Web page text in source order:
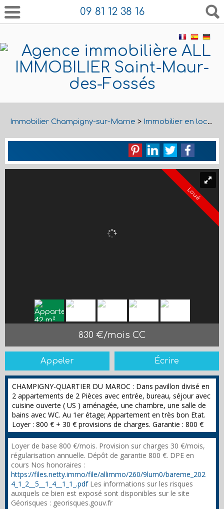
09 81 12 38 16
Immobilier Champigny-sur-Marne > Immobilier en location Champigny-sur-Marne
Loué
830 €/mois CC
Appeler Écrire
CHAMPIGNY-QUARTIER DU MAROC : Dans pavillon divisé en
2 appartements de 2 Pièces avec entrée, bureau, séjour avec
cuisine ouverte ( US ) aménagée, une chambre, une salle de
bains avec WC. Au 1er étage; Appartement en très bon Etat.
Loyer : 800 € + 30 € provisions de charges. Garantie : 800 €
Loyer de base 800 €/mois. Provision sur charges 30 €/mois,
régularisation annuelle. Dépôt de garantie 800 €. DPE en
cours Nos honoraires :
https://files.netty.immo/file/allimmo/260/9lum0/bareme_202
4_1_2__5__1_4__1_1_.pdfLes informations sur les risques
auxquels ce bien est exposé sont disponibles sur le site
Géorisques : georisques.gouv.fr